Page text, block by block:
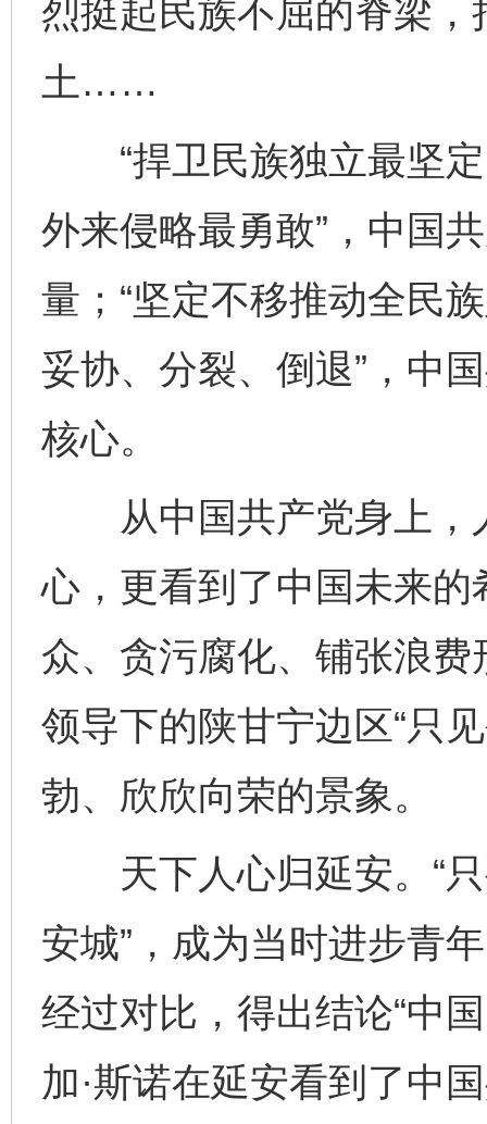
烈挺起民族不屈的脊梁
土……
“捍卫民族独立最坚定
外来侵略最勇敢”，中国
量；“坚定不移推动全民
妥协、分裂、倒退”，中
核心。
从中国共产党身上，
心，更看到了中国未来
众、贪污腐化、铺张浪
领导下的陕甘宁边区“只
勃、欣欣向荣的景象。
天下人心归延安。“只
安城”，成为当时进步青
经过对比，得出结论“中
加·斯诺在延安看到了中